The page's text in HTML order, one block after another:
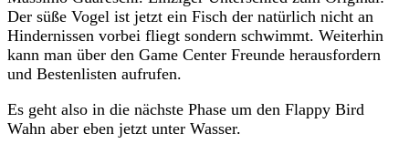
Der süße Vogel ist jetzt ein Fisch der natürlich nicht an
Hindernissen vorbei fliegt sondern schwimmt. Weiterhin
kann man über den Game Center Freunde herausfordern
und Bestenlisten aufrufen.
Es geht also in die nächste Phase um den Flappy Bird
Wahn aber eben jetzt unter Wasser.